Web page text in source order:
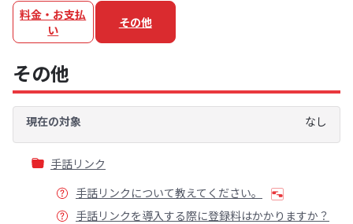
料金・お支払
い
その他
その他
現在の対象 なし
手話リンク
手話リンクについて教えてください。
手話リンクを導入する際に登録料はかかりますか？